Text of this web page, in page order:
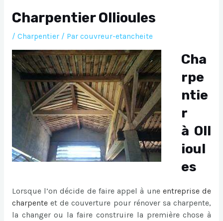
Charpentier Ollioules
/ Charpentier/ Par couvreur-etancheite
Cha
rpe
ntie
r
à Oll
ioul
es
Lorsque l’on décide de faire appel à une entreprise de
charpenteet de couverture pour rénover sa charpente,
la changer ou la faire construire la première chose à